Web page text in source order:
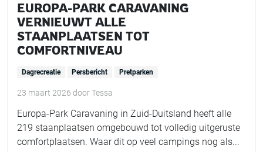
EUROPA-PARK CARAVANING
VERNIEUWT ALLE
STAANPLAATSEN TOT
COMFORTNIVEAU
Dagrecreatie Persbericht Pretparken
23 maart 2026 doorTessa
Europa-Park Caravaning in Zuid-Duitsland heeft alle
219 staanplaatsen omgebouwd tot volledig uitgeruste
comfortplaatsen. Waar dit op veel campings nog als...